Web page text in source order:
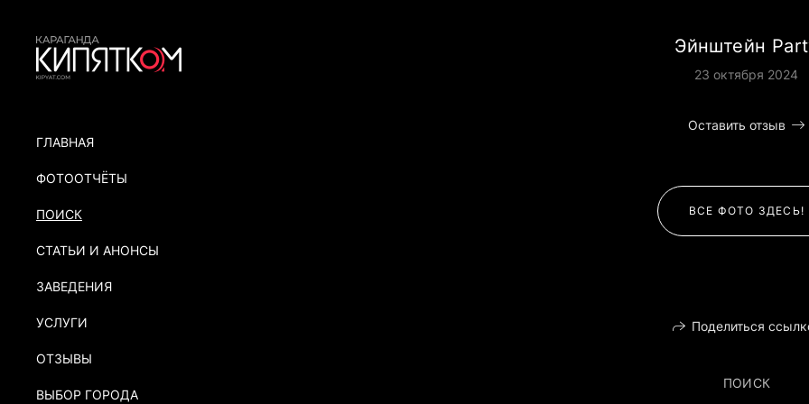
ГЛАВНАЯ
ФОТООТЧЁТЫ
ПОИСК
СТАТЬИ И АНОНСЫ
ЗАВЕДЕНИЯ
УСЛУГИ
ОТЗЫВЫ
ВЫБОР ГОРОДА
Эйнштейн
23 октября 2024
Оставить отзыв
ВСЕ ФОТО ЗДЕСЬ!
Поделиться
ПОИСК